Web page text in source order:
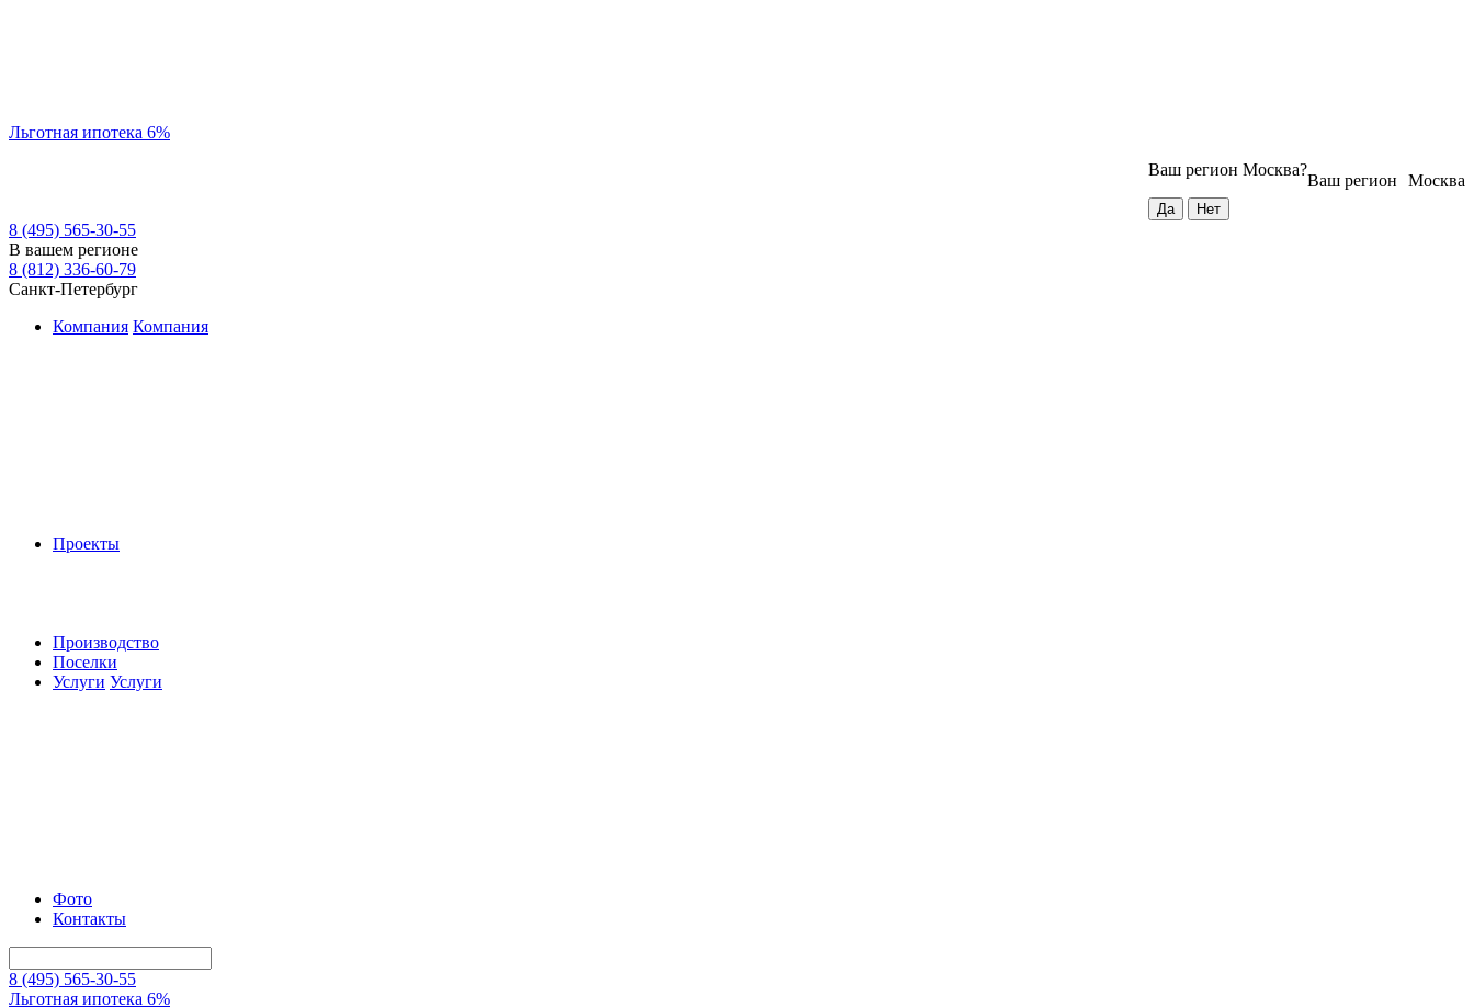
Льготная ипотека 6%
Москва
Ваш регион
Ваш регион Москва?
8 (495) 565-30-55
В вашем регионе
8 (812) 336-60-79
Санкт-Петербург
Компания Компания
Проекты
Производство
Поселки
Услуги Услуги
Фото
Контакты
8 (495) 565-30-55
Льготная ипотека 6%